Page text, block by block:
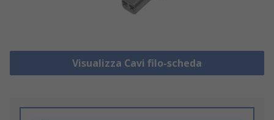
Visualizza Cavi filo-scheda